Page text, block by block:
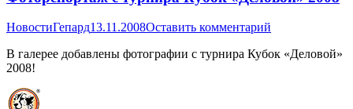
НовостиГепард13.11.2008Оставить комментарий
В галерее добавлены фотографии с турнира Кубок «Деловой»
2008!